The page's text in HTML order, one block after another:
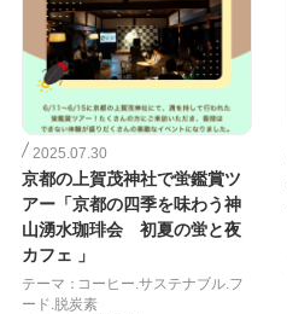
京都の上賀茂神社で蛍鑑賞ツ
アー「京都の四季を味わう神
山湧水珈琲会 初夏の蛍と夜
カフェ 」
2025.07.30
テーマ： コーヒー.サステナブル.フ
ード.脱炭素